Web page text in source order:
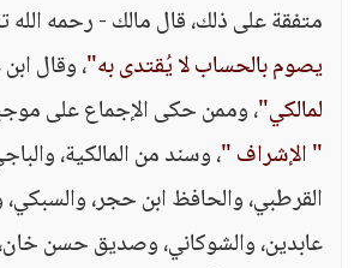
متفقة على ذلك، قال مالك - رحمه الله
يصوم بالحساب لا يُقتدى به"، وقال
لمالكي"، وممن حكى الإجماع على
" الإشراف "، وسند من المالكية،
القرطبي، والحافظ ابن حجر، والسبكي،
عابدين، والشوكاني، وصديق حسن